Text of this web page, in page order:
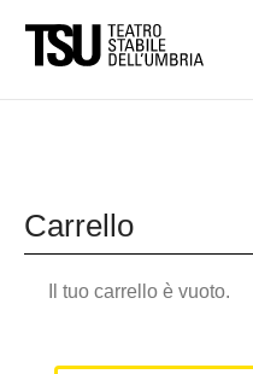
Carrello
Il tuo carrello è vuoto.